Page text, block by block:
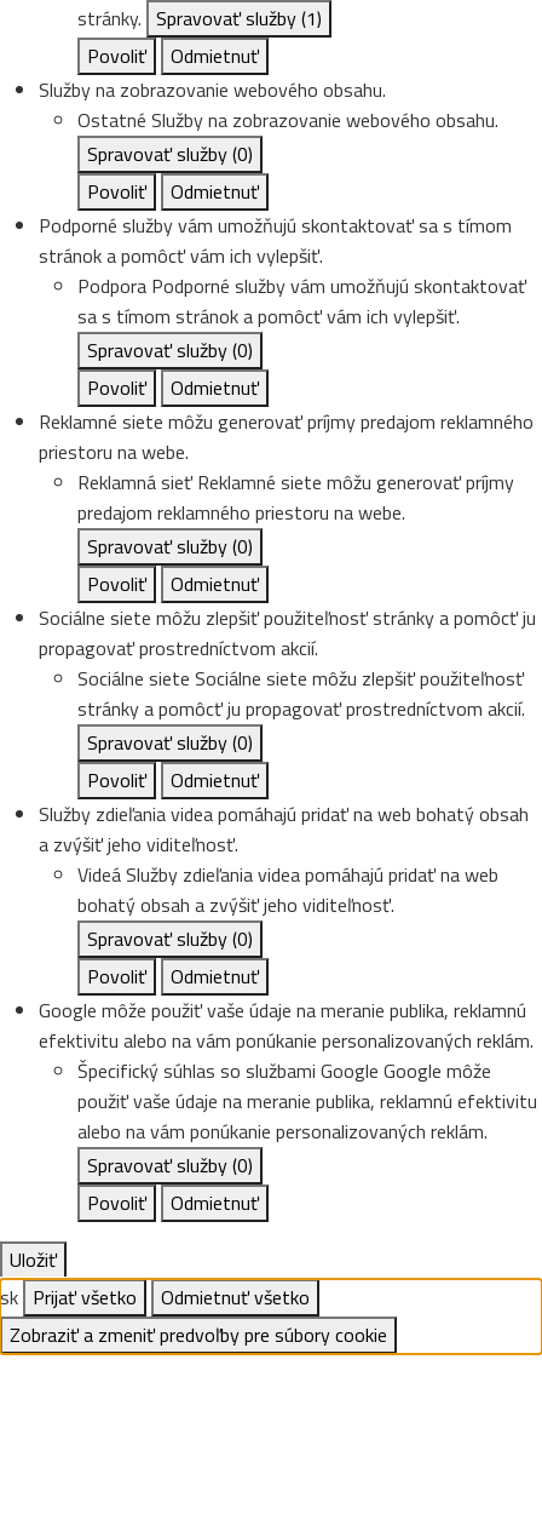
stránky. Spravovať služby(1)
Povoliť
Odmietnuť
Služby na zobrazovanie webového obsahu.
Ostatné Služby na zobrazovanie webového obsahu.
Spravovať služby(0)
Povoliť
Odmietnuť
Podporné služby vám umožňujú skontaktovať sa s tímom
stránok a pomôcť vám ich vylepšiť.
Podpora Podporné služby vám umožňujú skontaktovať
sa s tímom stránok a pomôcť vám ich vylepšiť.
Spravovať služby(0)
Povoliť
Odmietnuť
Reklamné siete môžu generovať príjmy predajom reklamného
priestoru na webe.
Reklamná sieť Reklamné siete môžu generovať príjmy
predajom reklamného priestoru na webe.
Spravovať služby(0)
Povoliť
Odmietnuť
Sociálne siete môžu zlepšiť použiteľnosť stránky a pomôcť ju
propagovať prostredníctvom akcií.
Sociálne siete Sociálne siete môžu zlepšiť použiteľnosť
stránky a pomôcť ju propagovať prostredníctvom akcií.
Spravovať služby(0)
Povoliť
Odmietnuť
Služby zdieľania videa pomáhajú pridať na web bohatý obsah
a zvýšiť jeho viditeľnosť.
VideáSlužby zdieľania videa pomáhajú pridať na web
bohatý obsah a zvýšiť jeho viditeľnosť.
Spravovať služby(0)
Povoliť
Odmietnuť
Google môže použiť vaše údaje na meranie publika, reklamnú
efektivitu alebo na vám ponúkanie personalizovaných reklám.
Špecifický súhlas so službami Google Google môže
použiť vaše údaje na meranie publika, reklamnú efektivitu
alebo na vám ponúkanie personalizovaných reklám.
Spravovať služby(0)
Povoliť
Odmietnuť
Uložiť
sk Prijať všetko
Odmietnuť všetko
Zobraziť a zmeniť predvoľby pre súbory cookie